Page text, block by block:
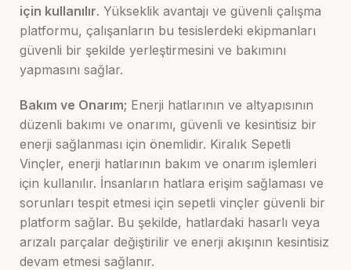
için kullanılır. Yükseklik avantajı ve güvenli çalışma
platformu, çalışanların bu tesislerdeki ekipmanları
güvenli bir şekilde yerleştirmesini ve bakımını
yapmasını sağlar.
Bakım ve Onarım; Enerji hatlarının ve altyapısının
düzenli bakımı ve onarımı, güvenli ve kesintisiz bir
enerji sağlanması için önemlidir. Kiralık Sepetli
Vinçler, enerji hatlarının bakım ve onarım işlemleri
için kullanılır. İnsanların hatlara erişim sağlaması ve
sorunları tespit etmesi için sepetli vinçler güvenli bir
platform sağlar. Bu şekilde, hatlardaki hasarlı veya
arızalı parçalar değiştirilir ve enerji akışının kesintisiz
devam etmesi sağlanır.